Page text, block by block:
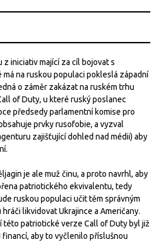
z iniciativ mající za cíl bojovat s
na ruskou populaci pokleslá západní
o záměr zakázat na ruském trhu
of Duty, u které ruský poslanec
předsedy parlamentní komise pro
prvky rusofobie, a vyzval
zajišťující dohled nad médii) aby
je ale muž činu, a proto navrhl, aby
patriotického ekvivalentu, tedy
ruskou populaci učit těm správným
likvidovat Ukrajince a Američany.
této patriotické verze Call of Duty byl již
aby to vyčlenilo příslušnou